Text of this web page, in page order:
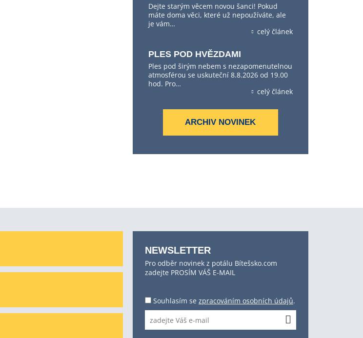
Dejte starým věcem novou šanci! Pokud
máte doma věci, které už nepoužíváte, ale
je vám…
celý článek
PLES POD HVĚZDAMI
Ples pod širým nebem s nezapomenutelnou
atmosférou se uskuteční 8.8.2026 od 19.00
hod. Pro…
celý článek
ARCHIV NOVINEK
NEWSLETTER
Pro odběr novinek z potálu Bítešsko.com
zadejte PROSÍM VÁŠ E-MAIL
Souhlasím se zpracováním osobních údajů.